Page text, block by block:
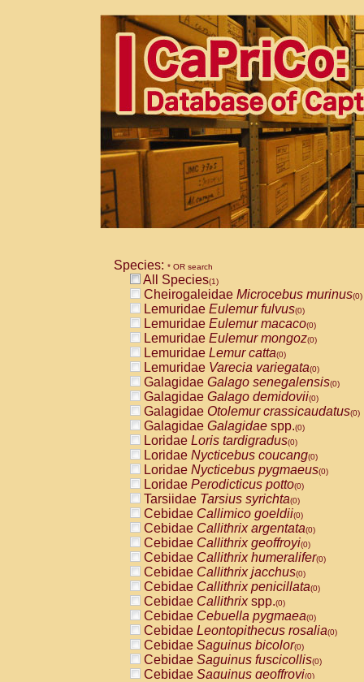
Species: * OR search
All Species(1)
Cheirogaleidae Microcebus murinus(0)
Lemuridae Eulemur fulvus(0)
Lemuridae Eulemur macaco(0)
Lemuridae Eulemur mongoz(0)
Lemuridae Lemur catta(0)
Lemuridae Varecia variegata(0)
Galagidae Galago senegalensis(0)
Galagidae Galago demidovii(0)
Galagidae Otolemur crassicaudatus(0)
Galagidae Galagidae spp.(0)
Loridae Loris tardigradus(0)
Loridae Nycticebus coucang(0)
Loridae Nycticebus pygmaeus(0)
Loridae Perodicticus potto(0)
Tarsiidae Tarsius syrichta(0)
Cebidae Callimico goeldii(0)
Cebidae Callithrix argentata(0)
Cebidae Callithrix geoffroyi(0)
Cebidae Callithrix humeralifer(0)
Cebidae Callithrix jacchus(0)
Cebidae Callithrix penicillata(0)
Cebidae Callithrixspp.(0)
Cebidae Cebuella pygmaea(0)
Cebidae Leontopithecus rosalia(0)
Cebidae Saguinus bicolor(0)
Cebidae Saguinus fuscicollis(0)
Cebidae Saguinus geoffroyi(0)